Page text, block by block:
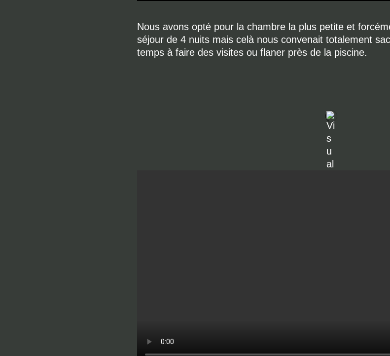
Nous avons opté pour la chambre la plus petite et
séjour de 4 nuits mais celà nous convenait totalement
temps à faire des visites ou flaner près de la piscine.